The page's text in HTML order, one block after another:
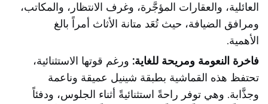
العائلية، والعقارات المؤجَّرة، وغرف الانتظار، والمكاتب،
ومرافق الضيافة، حيث تُعَد متانة الأثاث أمراً بالغ
الأهمية.
فاخرة النعومة ومريحة للغاية: ورغم قوتها الاستثنائية،
تحتفظ هذه القماشية بطبقة شينيل عميقة وناعمة
وجذَّابة. وهي توفر راحةً استثنائيةً أثناء الجلوس، ودفئاً